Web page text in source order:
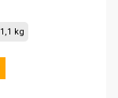
1,1 kg